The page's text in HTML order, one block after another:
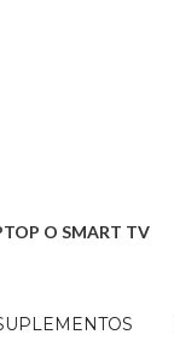
O SMART TV